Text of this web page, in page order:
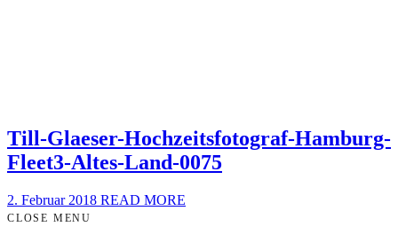
Till-Glaeser-Hochzeitsfotograf-Hamburg-
Fleet3-Altes-Land-0075
2. Februar 2018 READ MORE
CLOSE MENU